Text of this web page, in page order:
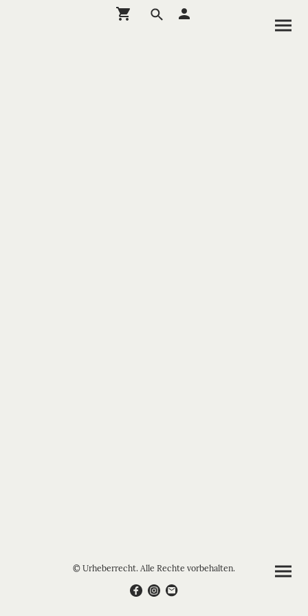
© Urheberrecht. Alle Rechte vorbehalten.